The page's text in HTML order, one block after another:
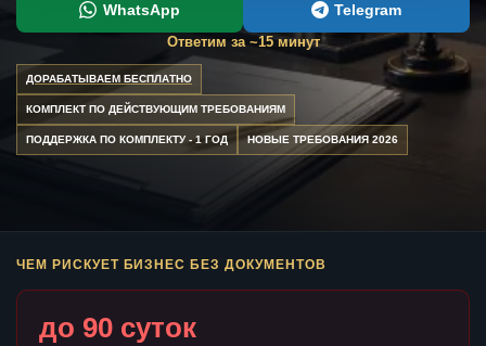
WhatsApp Telegram
Ответим за ~15 минут
ДОРАБАТЫВАЕМ БЕСПЛАТНО
КОМПЛЕКТ ПО ДЕЙСТВУЮЩИМ ТРЕБОВАНИЯМ
ПОДДЕРЖКА ПО КОМПЛЕКТУ - 1 ГОД НОВЫЕ ТРЕБОВАНИЯ 2026
ЧЕМ РИСКУЕТ БИЗНЕС БЕЗ ДОКУМЕНТОВ
до 90 суток